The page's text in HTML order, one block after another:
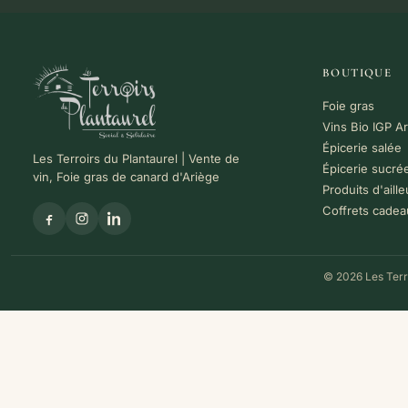
Les Terroirs du Plantaurel | Vente de
vin, Foie gras de canard d'Ariège
BOUTIQUE
Foie gras
Vins Bio IGP
Épicerie salée
Épicerie
Produits
Coffrets
© 2026 Les